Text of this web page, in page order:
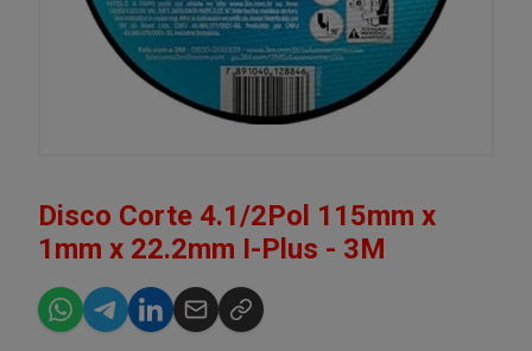
Disco Corte 4.1/2Pol 115mm x
1mm x 22.2mm I-Plus - 3M